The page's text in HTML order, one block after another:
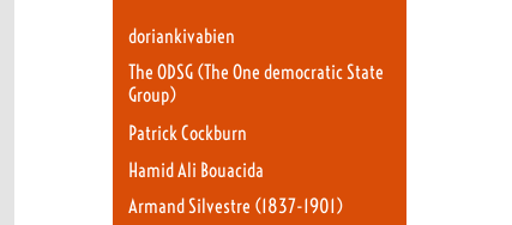
doriankivabien
The ODSG (The One democratic State
Group)
Patrick Cockburn
Hamid Ali Bouacida
Armand Silvestre (1837-1901)